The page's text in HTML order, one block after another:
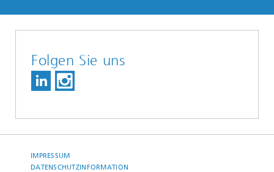
Folgen Sie uns
IMPRESSUM
DATENSCHUTZINFORMATION